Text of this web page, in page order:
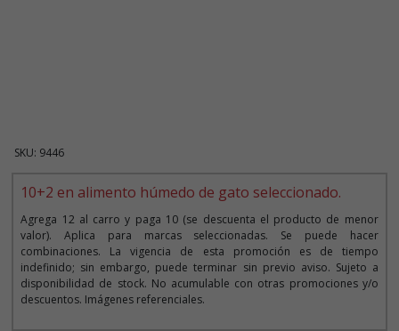
SKU: 9446
10+2 en alimento húmedo de gato seleccionado.
Agrega 12 al carro y paga 10 (se descuenta el producto de menor
valor). Aplica para marcas seleccionadas. Se puede hacer
combinaciones. La vigencia de esta promoción es de tiempo
indefinido; sin embargo, puede terminar sin previo aviso. Sujeto a
disponibilidad de stock. No acumulable con otras promociones y/o
descuentos. Imágenes referenciales.